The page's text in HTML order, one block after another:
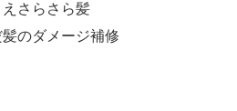
えさらさら髪
のダメージ補修